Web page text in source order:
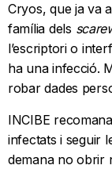
Cryos, que ja va
família dels
l’escriptori o
ha una infecció.
robar dades
INCIBE
infectats i seguir
demana no obrir